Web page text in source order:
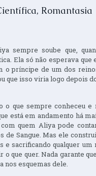
, Romantasia
sempre soube que,
Ela só não esperava que
o príncipe de um dos
que isso viria logo depois
o que sempre conheceu e
está em andamento há
quem Aliya pode
de Sangue. Mas ele
e sacrificando qualquer um
o que quer. Nada garante
nos esquemas dele.